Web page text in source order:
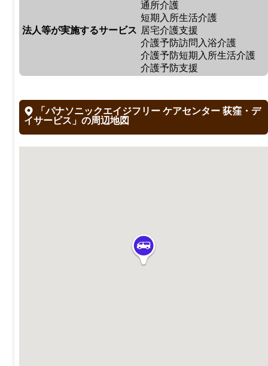
法人等が実施するサービス
通所介護
短期入所生活介護
居宅介護支援
介護予防訪問入浴介護
介護予防短期入所生活介護
介護予防支援
「パナソニックエイジフリー ケアセンター 荻窪・デ
イサービス」の周辺地図